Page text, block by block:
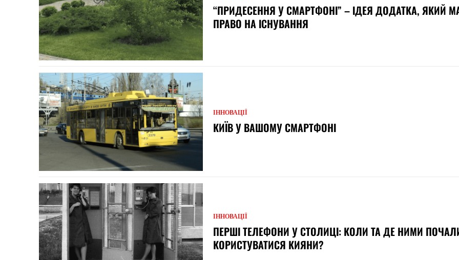
“ПРИДЕСЕННЯ У СМАРТФОНІ” – ІДЕЯ ДОДАТКА, ЯКИЙ
ПРАВО НА ІСНУВАННЯ
ІННОВАЦІЇ
КИЇВ У ВАШОМУ СМАРТФОНІ
ІННОВАЦІЇ
ПЕРШІ ТЕЛЕФОНИ У СТОЛИЦІ: КОЛИ ТА ДЕ НИМИ
КОРИСТУВАТИСЯ КИЯНИ?